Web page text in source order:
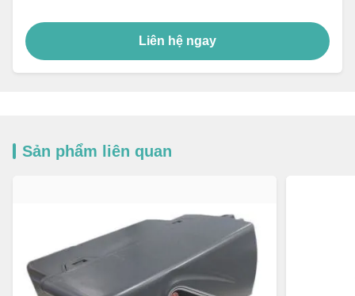
Liên hệ ngay
Sản phẩm liên quan